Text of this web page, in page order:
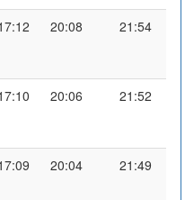
20:08 21:54
20:06 21:52
20:04 21:49